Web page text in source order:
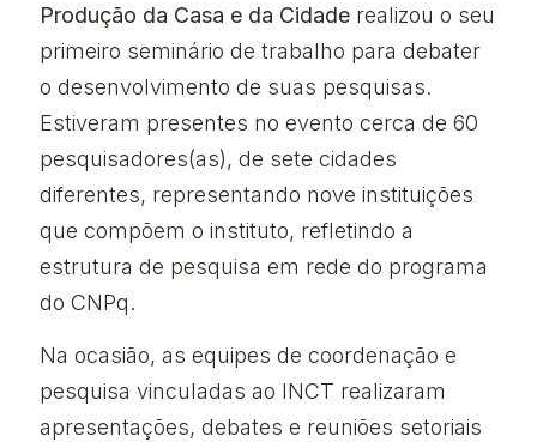
Produção da Casa e da Cidade realizou o seu
primeiro seminário de trabalho para debater
o desenvolvimento de suas pesquisas.
Estiveram presentes no evento cerca de 60
pesquisadores(as), de sete cidades
diferentes, representando nove instituições
que compõem o instituto, refletindo a
estrutura de pesquisa em rede do programa
do CNPq.
Na ocasião, as equipes de coordenação e
pesquisa vinculadas ao INCT realizaram
apresentações, debates e reuniões setoriais